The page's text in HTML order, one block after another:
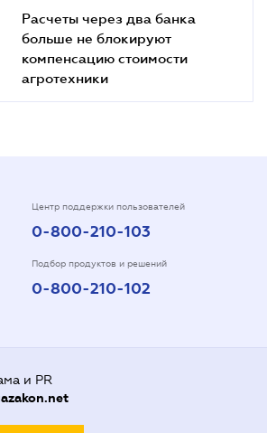
Расчеты через два банка
больше не блокируют
компенсацию стоимости
агротехники
Центр поддержки пользователей
0-800-210-103
Подбор продуктов и решений
0-800-210-102
и PR